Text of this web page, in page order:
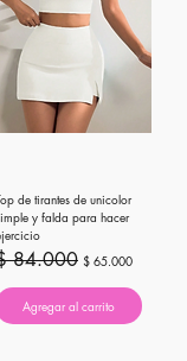
de tirantes de unicolor
y falda para hacer
84.000 Precio de oferta
$ 65.000
Agregar al carrito